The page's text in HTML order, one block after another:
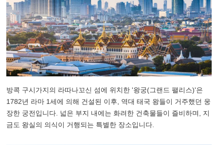
방콕 구시가지의 라따나꼬신 섬에 위치한 '왕궁(그랜드 팰리스)'은
1782년 라마 1세에 의해 건설된 이후, 역대 태국 왕들이 거주했던 웅
장한 궁전입니다. 넓은 부지 내에는 화려한 건축물들이 즐비하며, 지
금도 왕실의 의식이 거행되는 특별한 장소입니다.